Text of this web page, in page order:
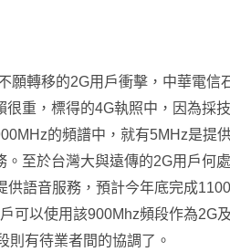
願轉移的2G用戶衝擊，中華電信
很重，標得的4G執照中，因為採
的頻譜中，就有5MHz是提
。至於台灣大與遠傳的2G用戶何
供語音服務，預計今年底完成
可以使用該900Mhz頻段作為2G
則有待業者間的協調了。